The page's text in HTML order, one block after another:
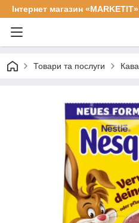
Інтернет магазин
Товари та послуги